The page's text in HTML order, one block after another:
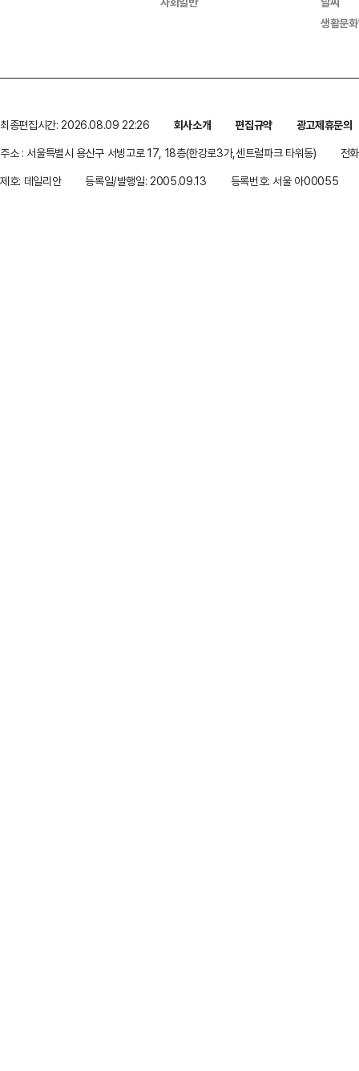
생활문
최종편집시간: 2026.08.09 22:26 회사소개 편집규약
광고제휴문의
주소 : 서울특별시 용산구 서빙고로 17, 18층(한강로3가,센트럴파크 타워동)
전
제호: 데일리안
등록일/발행일: 2005.09.13 등록번호: 서울 아00055